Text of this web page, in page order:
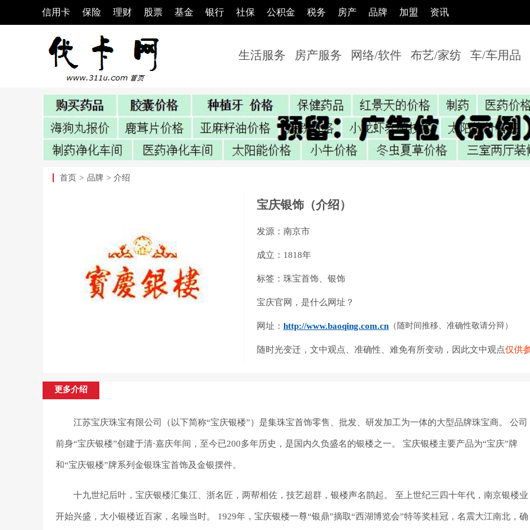
信用卡 保险 理财 股票 基金 银行 社保 公积金 税务 房产 品牌 加盟 资讯
生活服务 房产服务 网络/软件 布艺/家纺 车/车用品
首页 > 品牌 > 介绍
宝庆银饰（介绍）
发源：南京市
成立：1818年
标签：珠宝首饰、银饰
宝庆官网，是什么网址？
网址： http://www.baoqing.com.cn （随时间推移、准确性敬请分辩）
随时光变迁，文中观点、准确性、难免有所变动，因此文中观点仅供
更多介绍
江苏宝庆珠宝有限公司（以下简称“宝庆银楼”）是集珠宝首饰零售、批发、研发加工为一体的大型品牌珠宝商。 公司
前身“宝庆银楼”创建于清·嘉庆年间，至今已200多年历史，是国内久负盛名的银楼之一。 宝庆银楼主要产品为“宝庆”牌
和“宝庆银楼”牌系列金银珠宝首饰及金银摆件。
十九世纪后叶，宝庆银楼汇集江、浙名匠，两帮相佐，技艺超群，银楼声名鹊起。 至上世纪三四十年代，南京银楼业
开始兴盛，大小银楼近百家，名噪当时。 1929年，宝庆银楼一尊“银鼎”摘取“西湖博览会”特等奖桂冠，名震大江南北，确